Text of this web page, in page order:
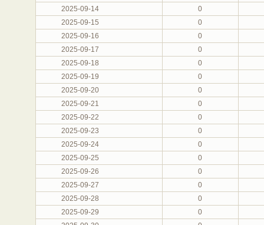
2025-09-14
0
2025-09-15
0
2025-09-16
0
2025-09-17
0
2025-09-18
0
2025-09-19
0
2025-09-20
0
2025-09-21
0
2025-09-22
0
2025-09-23
0
2025-09-24
0
2025-09-25
0
2025-09-26
0
2025-09-27
0
2025-09-28
0
2025-09-29
0